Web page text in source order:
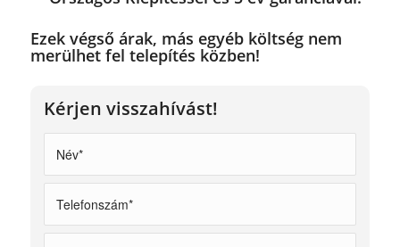
Ezek végső árak, más egyéb költség nem
merülhet fel telepítés közben!
Kérjen visszahívást!